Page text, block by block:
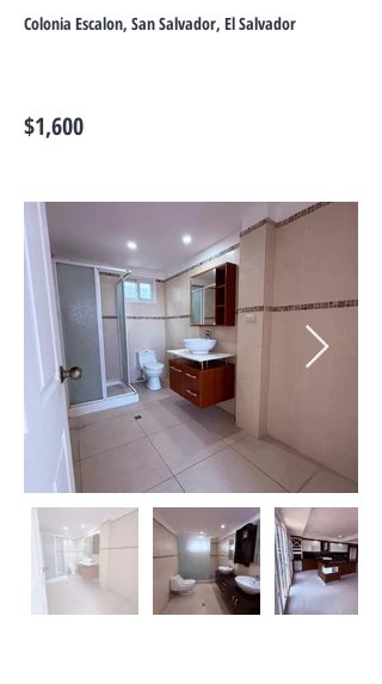
Colonia Escalon, San Salvador, El Salvador
$1,600